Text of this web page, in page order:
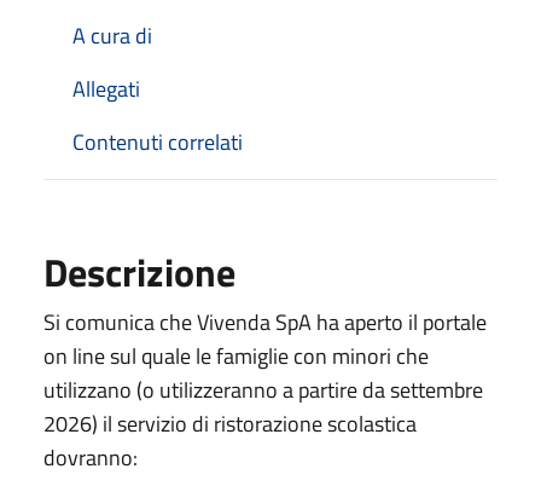
A cura di
Allegati
Contenuti correlati
Descrizione
Si comunica che Vivenda SpA ha aperto il portale
on line sul quale le famiglie con minori che
utilizzano (o utilizzeranno a partire da settembre
2026) il servizio di ristorazione scolastica
dovranno: